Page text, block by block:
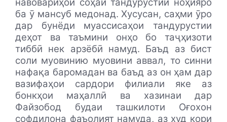
навовариҳои соҳаи тандурустии ноҳияро
ба ӯ мансуб медонад. Хусусан, саҳми ӯро
дар бунёди муассисаҳои тандурустии
деҳот ва таъмини онҳо бо таҷҳизоти
тиббӣ нек арзёбӣ намуд. Баъд аз бист
соли муовинию муовини аввал, то синни
нафақа баромадан ва баъд аз он ҳам дар
вазифаҳои сардори филиали яке аз
бонкҳои маҳаллӣ ва хазинаи дар
Файзобод будаи ташкилоти Оғохон
софдилона фаъолият намуда, аз худ кори